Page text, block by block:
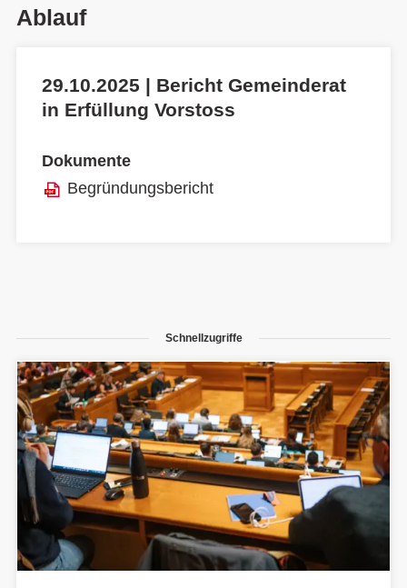
Ablauf
29.10.2025 | Bericht Gemeinderat
in Erfüllung Vorstoss
Dokumente
Begründungsbericht
Schnellzugriffe